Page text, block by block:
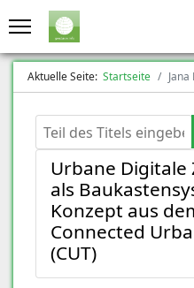
Aktuelle Seite: Startseite
Teil des Titels eingeben
Urbane Digitale
als
Konzept aus
Connected
(CUT)